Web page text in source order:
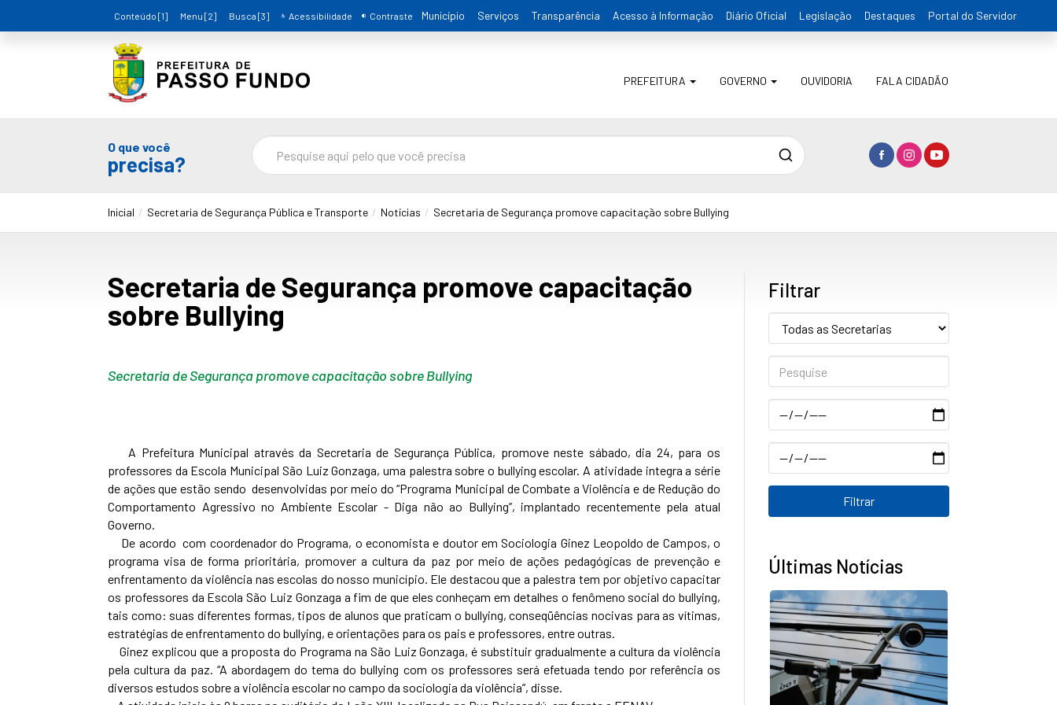
Conteúdo [1] Menu [2] Busca [3] Acessibilidade Contraste Município Serviços Transparência Acesso à Informação Diário Oficial Legislação Destaques Portal do Servidor
PREFEITURA GOVERNO OUVIDORIA FALA CIDADÃO
O que você
precisa? Pesquisa
Inicial Secretaria de Segurança Pública e Transporte Notícias Secretaria de Segurança promove capacitação sobre Bullying
Secretaria de Segurança promove capacitação
sobre Bullying
Secretaria de Segurança promove capacitação sobre Bullying
A Prefeitura Municipal através da Secretaria de Segurança Pública, promove neste sábado, dia 24, para os
professores da Escola Municipal São Luiz Gonzaga, uma palestra sobre o bullying escolar. A atividade integra a série
de ações que estão sendo desenvolvidas por meio do “Programa Municipal de Combate a Violência e de Redução do
Comportamento Agressivo no Ambiente Escolar - Diga não ao Bullying”, implantado recentemente pela atual
Governo.
De acordo com coordenador do Programa, o economista e doutor em Sociologia Ginez Leopoldo de Campos, o
programa visa de forma prioritária, promover a cultura da paz por meio de ações pedagógicas de prevenção e
enfrentamento da violência nas escolas do nosso município. Ele destacou que a palestra tem por objetivo capacitar
os professores da Escola São Luiz Gonzaga a fim de que eles conheçam em detalhes o fenômeno social do bullying,
tais como: suas diferentes formas, tipos de alunos que praticam o bullying, conseqüências nocivas para as vítimas,
estratégias de enfrentamento do bullying, e orientações para os pais e professores, entre outras.
Ginez explicou que a proposta do Programa na São Luiz Gonzaga, é substituir gradualmente a cultura da violência
pela cultura da paz. “A abordagem do tema do bullying com os professores será efetuada tendo por referência os
diversos estudos sobre a violência escolar no campo da sociologia da violência”, disse.
Filtrar
Data
Data
Últimas Notícias